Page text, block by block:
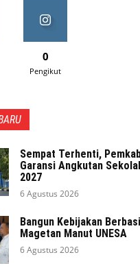
0
Pengikut
Sempat Terhenti,
Garansi Angkutan
2027
6 Agustus 2026
Bangun Kebijakan
Magetan Manut UNESA
6 Agustus 2026